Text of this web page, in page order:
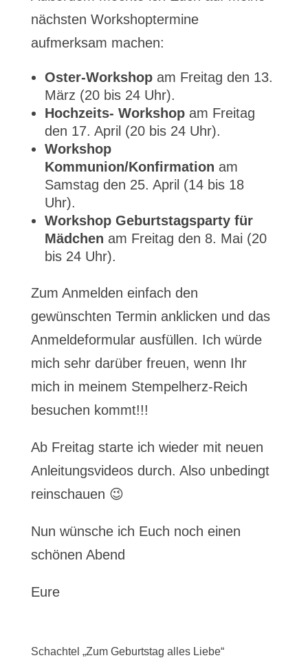
nächsten Workshoptermine
aufmerksam machen:
Oster-Workshopam Freitag den 13.
März (20 bis 24 Uhr).
Hochzeits- Workshopam Freitag
den 17. April (20 bis 24 Uhr).
Workshop
Kommunion/Konfirmation am
Samstag den 25. April (14 bis 18
Uhr).
Workshop Geburtstagsparty für
Mädchen am Freitag den 8. Mai (20
bis 24 Uhr).
Zum Anmelden einfach den
gewünschten Termin anklicken und das
Anmeldeformular ausfüllen. Ich würde
mich sehr darüber freuen, wenn Ihr
mich in meinem Stempelherz-Reich
besuchen kommt!!!
Ab Freitag starte ich wieder mit neuen
Anleitungsvideos durch. Also unbedingt
reinschauen 😉
Nun wünsche ich Euch noch einen
schönen Abend
Eure
Schachtel „Zum Geburtstag alles Liebe“